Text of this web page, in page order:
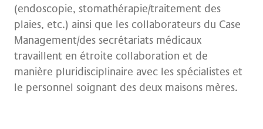
(endoscopie, stomathérapie/traitement des
plaies, etc.) ainsi que les collaborateurs du Case
Management/des secrétariats médicaux
travaillent en étroite collaboration et de
manière pluridisciplinaire avec les spécialistes et
le personnel soignant des deux maisons mères.